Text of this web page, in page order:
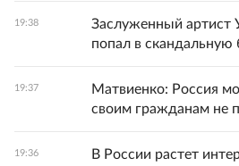
19:38
Заслуженный
попал в
19:37
Матвиенко: Россия
своим гражданам не
19:36
В России растет